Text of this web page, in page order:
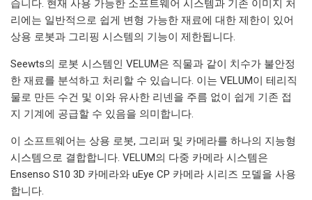
습니다. 현재 사용 가능한 소프트웨어 시스템과 기존 이미지 처
리에는 일반적으로 쉽게 변형 가능한 재료에 대한 제한이 있어
상용 로봇과 그리핑 시스템의 기능이 제한됩니다.
Seewts의 로봇 시스템인 VELUM은 직물과 같이 치수가 불안정
한 재료를 분석하고 처리할 수 있습니다. 이는 VELUM이 테리직
물로 만든 수건 및 이와 유사한 리넨을 주름 없이 쉽게 기존 접
지 기계에 공급할 수 있음을 의미합니다.
이 소프트웨어는 상용 로봇, 그리퍼 및 카메라를 하나의 지능형
시스템으로 결합합니다. VELUM의 다중 카메라 시스템은
Ensenso S10 3D 카메라와 uEye CP 카메라 시리즈 모델을 사용
합니다.